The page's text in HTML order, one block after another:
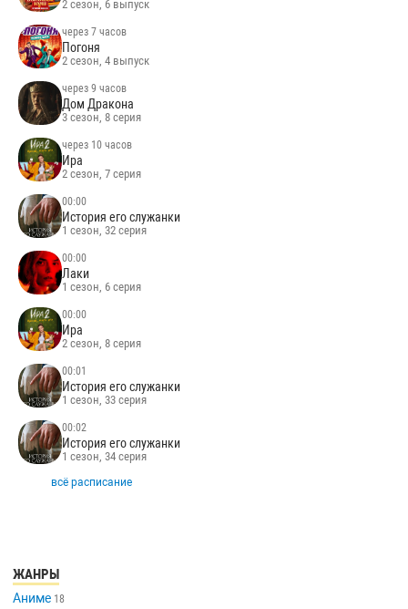
2 сезон, 6 выпуск
через 7 часов
Погоня
2 сезон, 4 выпуск
через 9 часов
Дом Дракона
3 сезон, 8 серия
через 10 часов
Ира
2 сезон, 7 серия
00:00
История его служанки
1 сезон, 32 серия
00:00
Лаки
1 сезон, 6 серия
00:00
Ира
2 сезон, 8 серия
00:01
История его служанки
1 сезон, 33 серия
00:02
История его служанки
1 сезон, 34 серия
всё расписание
ЖАНРЫ
Аниме 18